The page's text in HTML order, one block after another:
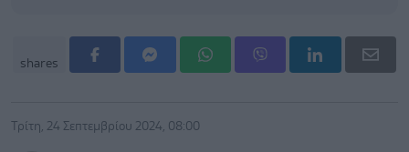
shares
Τρίτη, 24 Σεπτεμβρίου 2024, 08:00